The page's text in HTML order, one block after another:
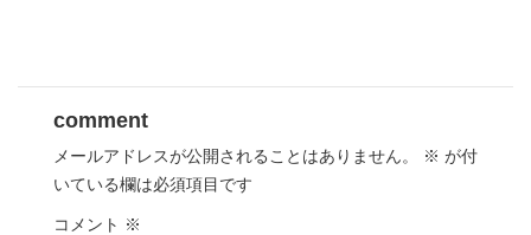
comment
メールアドレスが公開されることはありません。 ※ が付
いている欄は必須項目です
コメント ※